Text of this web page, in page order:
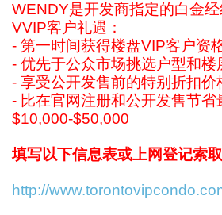
WENDY是开发商指定的白金
VVIP客户礼遇：
- 第一时间获得楼盘VIP客户资
- 优先于公众市场挑选户型和楼
- 享受公开发售前的特别折扣价
- 比在官网注册和公开发售节省
$10,000-$50,000
填写以下信息表或上网登记索
http://